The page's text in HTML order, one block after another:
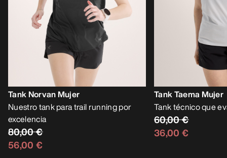
Tank Norvan Mujer
Nuestro tank para trail running por
excelencia
80,00 €
56,00 €
Tank Taema Mujer
Tank técnico que
60,00 €
36,00 €